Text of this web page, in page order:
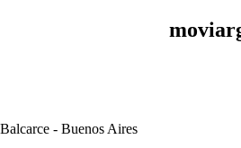
Balcarce - Buenos Aires